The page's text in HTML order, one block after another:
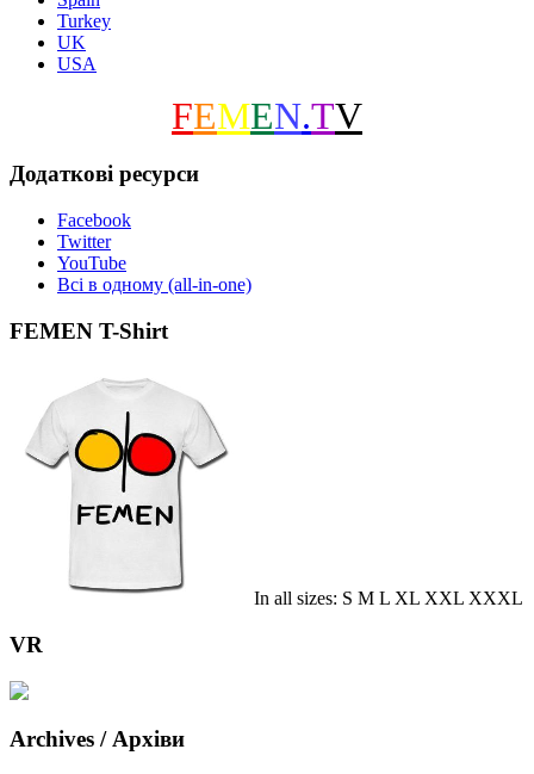
Turkey
UK
USA
FEMEN.TV
Додаткові ресурси
Facebook
Twitter
YouTube
Всі в одному (all-in-one)
FEMEN T-Shirt
In all sizes: S M L XL XXL XXXL
VR
Archives / Архіви